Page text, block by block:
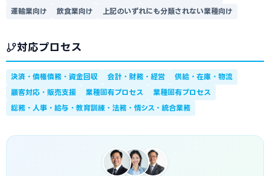
運輸業向け
飲食業向け 上記のいずれにも分類されない業種向け
対応プロセス
決済・債権債務・資金回収 会計・財務・経営
供給・在庫・物流
顧客対応・販売支援
業種固有プロセス
業種固有プロセス
総務・人事・給与・教育訓練・法務・情シス・統合業務